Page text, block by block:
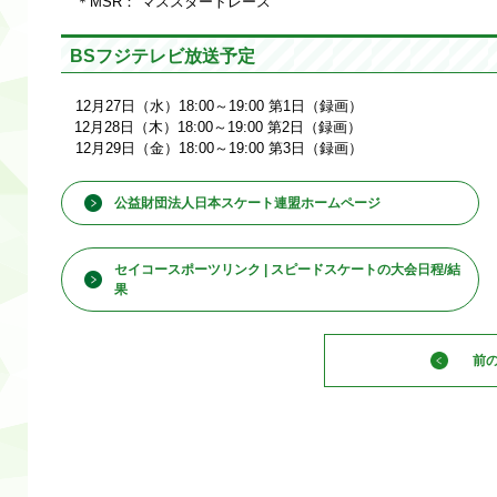
BSフジテレビ放送予定
12月27日（水）18:00～19:00 第1日（録画）
12月28日（木）18:00～19:00 第2日（録画）
12月29日（金）18:00～19:00 第3日（録画）
公益財団法人日本スケート連盟ホームページ
セイコースポーツリンク | スピードスケートの大会日程/結
果
前